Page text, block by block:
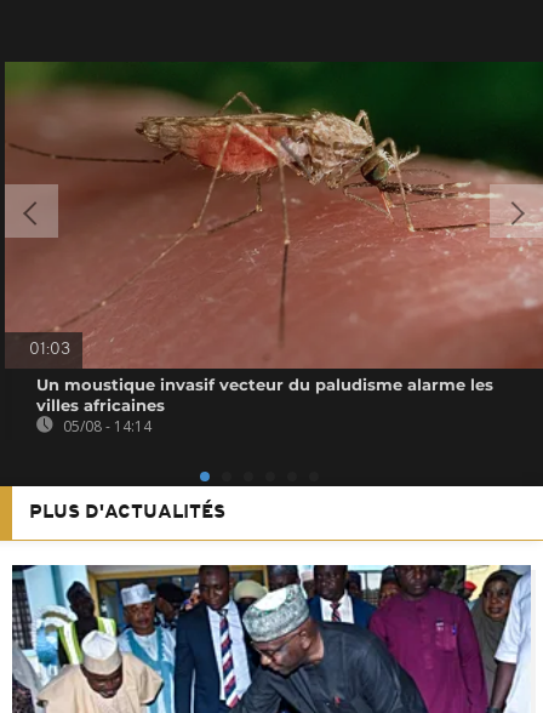
01:03
Un moustique invasif vecteur du paludisme alarme les
villes africaines
05/08 - 14:14
PLUS D'ACTUALITÉS